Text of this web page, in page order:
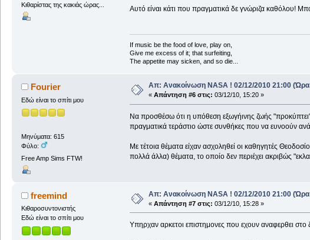
Κιθαρίστας της κακιάς ώρας...
Αυτό είναι κάτι που πραγματικά δε γνώριζα καθόλου!
If music be the food of love, play on,
Give me excess of it; that surfeiting,
The appetite may sicken, and so die...
Fourier
Εδώ είναι το σπίτι μου
Μηνύματα: 615
Φύλο:
Free Amp Sims FTW!
Απ: Ανακοίνωση NASA ! 02/12/2010 21:00 (Ώρα
« Απάντηση #6 στις: 03/12/10, 15:20 »
Να προσθέσω ότι η υπόθεση εξωγήινης ζωής
πραγματικά τεράστιο ώστε συνθήκες που να ευνοούν
Με τέτοια θέματα είχαν ασχοληθεί οι καθηγητές
πολλά άλλα) θέματα, το οποίο δεν περιέχει ακριβώς
freemind
Κιθαροσυντονιστής
Εδώ είναι το σπίτι μου
Απ: Ανακοίνωση NASA ! 02/12/2010 21:00 (Ώρα
« Απάντηση #7 στις: 03/12/10, 15:28 »
Υπηρχαν αρκετοι επιστημονες που εχουν αναφερθει στο